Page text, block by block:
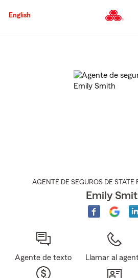
al
English
AGENTE DE SEGUROS DE STATE
Emily
Agente de texto Llamar al